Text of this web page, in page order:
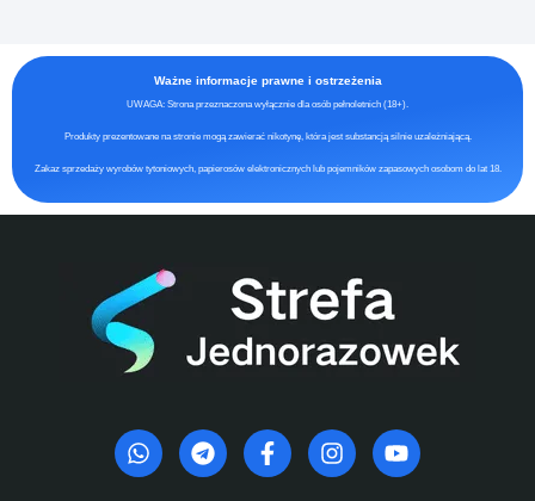
Ważne informacje prawne i ostrzeżenia
UWAGA: Strona przeznaczona wyłącznie dla osób pełnoletnich (18+).
Produkty prezentowane na stronie mogą zawierać nikotynę, która jest substancją silnie uzależniającą.
Zakaz sprzedaży wyrobów tytoniowych, papierosów elektronicznych lub pojemników zapasowych osobom do lat 18.